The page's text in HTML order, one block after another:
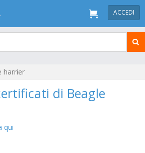
ACCEDI
harrier
di Beagle
qui